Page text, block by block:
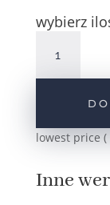
wybierz
Srebrna
pozłacana
połączone
cyrkoniami
lowest price (
Inne